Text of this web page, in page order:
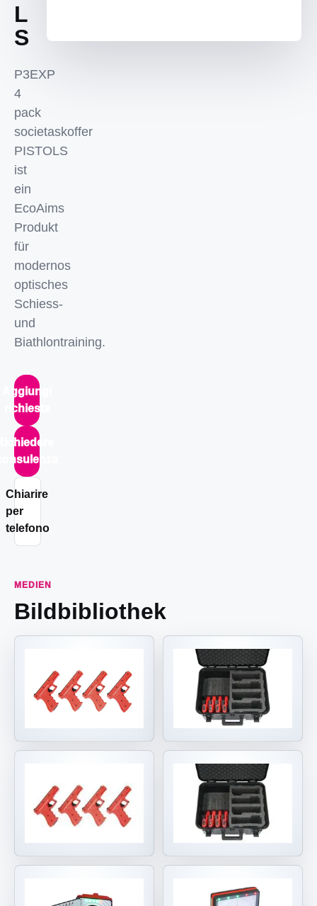
L
S
P3EXP
4
pack
societaskoffer
PISTOLS
ist
ein
EcoAims
Produkt
für
modernos
optisches
Schiess-
und
Biathlontraining.
Aggiungi
richiesta
Chiarire
per
telefono
MEDIEN
Bildbibliothek